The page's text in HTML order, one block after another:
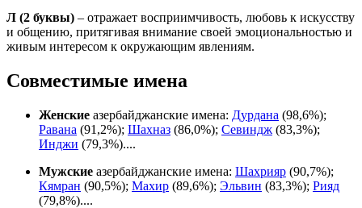
Л (2 буквы) – отражает восприимчивость, любовь к искусству
и общению, притягивая внимание своей эмоциональностью и
живым интересом к окружающим явлениям.
Совместимые имена
Женские азербайджанские имена: Дурдана (98,6%);
Равана (91,2%); Шахназ (86,0%); Севиндж (83,3%);
Инджи (79,3%)....
Мужские азербайджанские имена: Шахрияр (90,7%);
Кямран (90,5%); Махир (89,6%); Эльвин (83,3%); Рияд
(79,8%)....